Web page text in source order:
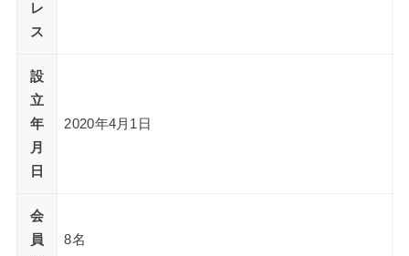
レ
ス
設
立
年
月
日
2020年4月1日
会
員
8名